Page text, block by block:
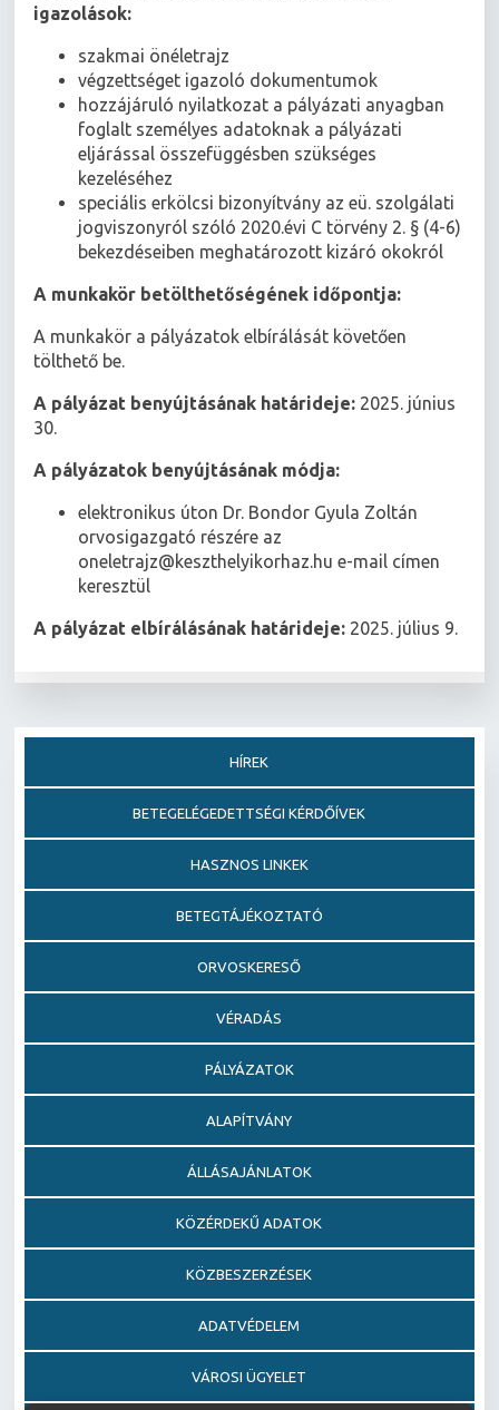
igazolások:
szakmai önéletrajz
végzettséget igazoló dokumentumok
hozzájáruló nyilatkozat a pályázati anyagban
foglalt személyes adatoknak a pályázati
eljárással összefüggésben szükséges
kezeléséhez
speciális erkölcsi bizonyítvány az eü. szolgálati
jogviszonyról szóló 2020.évi C törvény 2. § (4-6)
bekezdéseiben meghatározott kizáró okokról
A munkakör betölthetőségének időpontja:
A munkakör a pályázatok elbírálását követően
tölthető be.
A pályázat benyújtásának határideje: 2025. június
30.
A pályázatok benyújtásának módja:
elektronikus úton Dr. Bondor Gyula Zoltán
orvosigazgató részére az
oneletrajz@keszthelyikorhaz.hu e-mail címen
keresztül
A pályázat elbírálásának határideje: 2025. július 9.
HÍREK
BETEGELÉGEDETTSÉGI KÉRDŐÍVEK
HASZNOS LINKEK
BETEGTÁJÉKOZTATÓ
ORVOSKERESŐ
VÉRADÁS
PÁLYÁZATOK
ALAPÍTVÁNY
ÁLLÁSAJÁNLATOK
KÖZÉRDEKŰ ADATOK
KÖZBESZERZÉSEK
ADATVÉDELEM
VÁROSI ÜGYELET